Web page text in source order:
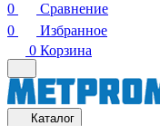
0
Сравнение
0
Избранное
0 Корзина
Каталог